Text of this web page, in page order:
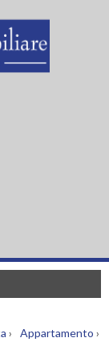
› Appartamento ›